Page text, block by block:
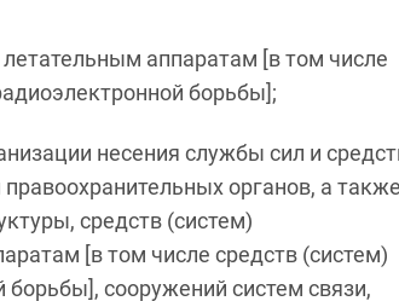
аппаратам [в том числе
борьбы];
несения службы сил и
органов, а также
средств (систем)
[в том числе средств (систем)
сооружений систем связи,